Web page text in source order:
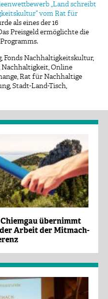
„Land schreibt
vom Rat für
als eines der 16
Preisgeld ermöglichte die
, Fonds Nachhaltigkeitskultur,
Nachhaltigkeit Online
Rat für Nachhaltige
, Stadt-Land-Tisch
übernimmt
Arbeit der Mitmach-